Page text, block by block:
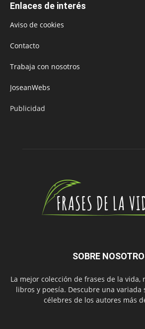
Enlaces de interés
Aviso de cookies
Contacto
Trabaja con nosotros
JoseanWebs
Publicidad
SOBRE
La mejor colección de frases de la vida,
libros y poesía. Descubre una variada
célebres de los autores más